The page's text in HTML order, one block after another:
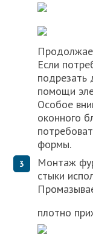
Если
помощи
Особое
оконного
формы.
Монтаж
стыки
плотно